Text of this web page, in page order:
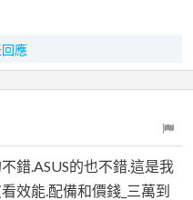
應
錯.ASUS的也不錯.這是我
效能.配備和價錢_三萬到